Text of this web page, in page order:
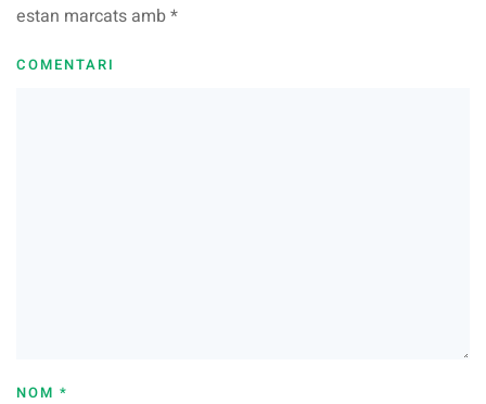
estan marcats amb*
COMENTARI
NOM *